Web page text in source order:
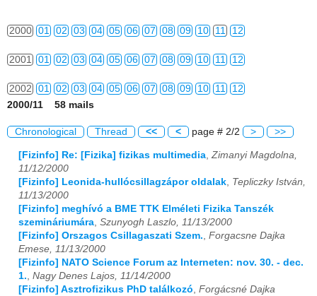
2000 01 02 03 04 05 06 07 08 09 10 11 12
2001 01 02 03 04 05 06 07 08 09 10 11 12
2002 01 02 03 04 05 06 07 08 09 10 11 12
2005 01 02
2006 01 02 03 04 05 06 07 08 09 10 11 12
2007 01 02 03 04 05 06 07 08 09 10 11 12
2008 01 02 03 04 05 06 07 08 09 10 11 12
2009 01 02 03 04 05 06 07 08 09 10 11 12
2000/11 58 mails
Chronological Thread << < page # 2/2 > >>
[Fizinfo] Re: [Fizika] fizikas multimedia Zimanyi Magdolna,
11/12/2000
[Fizinfo] Leonida-hullócsillagzápor oldalak Tepliczky István,
11/13/2000
[Fizinfo] meghívó a BME TTK Elméleti Fizika Tanszék
szemináriumára Szunyogh Laszlo, 11/13/2000
[Fizinfo] Orszagos Csillagaszati Szem. Forgacsne Dajka
Emese, 11/13/2000
[Fizinfo] NATO Science Forum az Interneten: nov. 30. - dec.
1. Nagy Denes Lajos, 11/14/2000
[Fizinfo] Asztrofizikus PhD találkozó Forgácsné Dajka